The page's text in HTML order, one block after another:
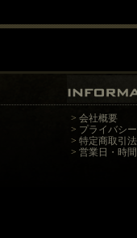
> 会社概要
> プライバシ
> 特定商取引
> 営業日・時